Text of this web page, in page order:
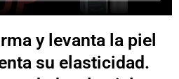
y levanta la piel
su elasticidad.